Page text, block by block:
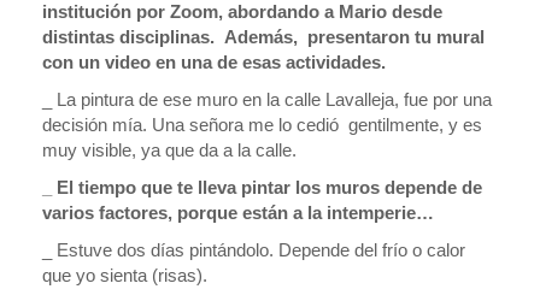
institución por Zoom, abordando a Mario desde
distintas disciplinas. Además, presentaron tu mural
con un video en una de esas actividades.
_ La pintura de ese muro en la calle Lavalleja, fue por una
decisión mía. Una señora me lo cedió gentilmente, y es
muy visible, ya que da a la calle.
_ El tiempo que te lleva pintar los muros depende de
varios factores, porque están a la intemperie…
_ Estuve dos días pintándolo. Depende del frío o calor
que yo sienta (risas).